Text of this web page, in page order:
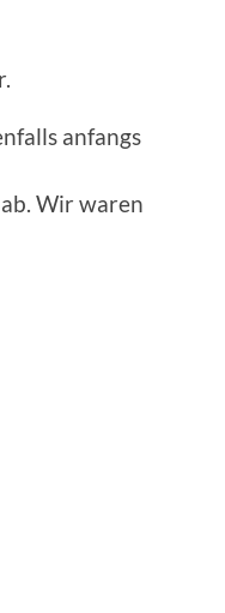
anfangs
Wir waren